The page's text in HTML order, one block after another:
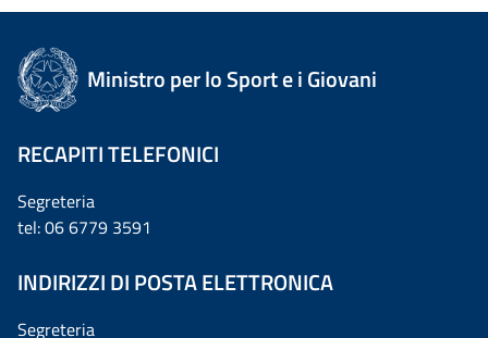
Ministro per lo Sport e i Giovani
RECAPITI TELEFONICI
Segreteria
tel: 06 6779 3591
INDIRIZZI DI POSTA ELETTRONICA
Segreteria